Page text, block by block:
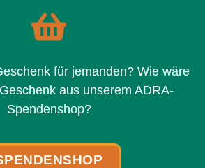
für jemanden? Wie wäre
aus unserem ADRA-
Spendenshop?